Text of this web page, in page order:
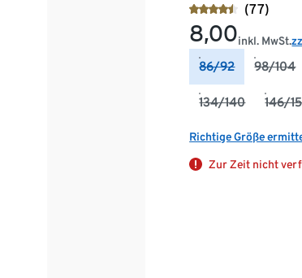
(77)
8,00inkl. MwSt.
86/92 98/104
134/140 146/
Richtige Größe
Zur Zeit nicht